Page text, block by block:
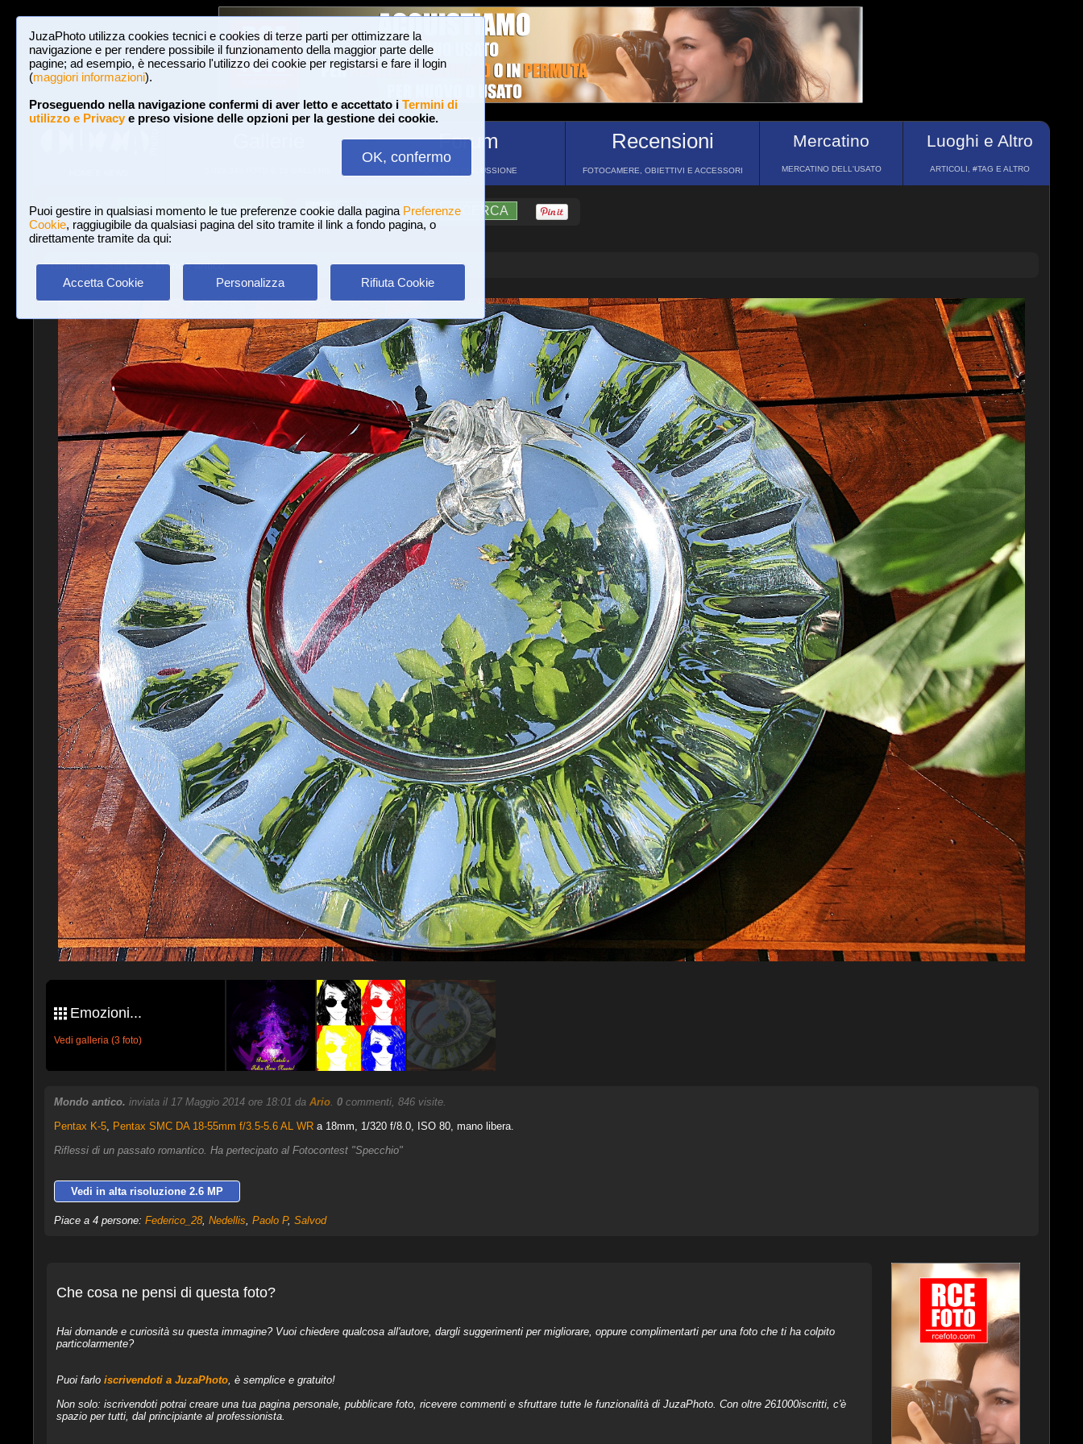
JuzaPhoto utilizza cookies tecnici e cookies di terze parti per ottimizzare la
navigazione e per rendere possibile il funzionamento della maggior parte delle
pagine; ad esempio, è necessario l'utilizzo dei cookie per registarsi e fare il login
(maggiori informazioni).
Proseguendo nella navigazione confermi di aver letto e accettato i Termini di
utilizzo e Privacye preso visione delle opzioni per la gestione dei cookie.
OK, confermo
Puoi gestire in qualsiasi momento le tue preferenze cookie dalla pagina Preferenze
Cookie, raggiugibile da qualsiasi pagina del sito tramite il link a fondo pagina, o
direttamente tramite da qui:
Accetta Cookie Personalizza Rifiuta Cookie
Forum
FORUM DI DISCUSSIONE
Recensioni
FOTOCAMERE, OBIETTIVI E ACCESSORI
Mercatino
MERCATINO DELL'USATO
Luoghi e Altro
ARTICOLI, #TAG E ALTRO
Login Iscriviti a JuzaPhoto! A A ?AIUTO RICERCA
Gallerie»Still Life» Mondo antico.
Emozioni...
Vedi galleria (3 foto)
Mondo antico. inviata il 17 Maggio 2014 ore 18:01 da Ario. 0commenti, 846 visite.
Pentax K-5, Pentax SMC DA 18-55mm f/3.5-5.6 AL WRa 18mm, 1/320 f/8.0, ISO 80, mano libera.
Riflessi di un passato romantico. Ha pertecipato al Fotocontest "Specchio"
Vedi in alta risoluzione 2.6 MP
Piace a 4 persone: Federico_28, Nedellis, Paolo P, Salvod
Che cosa ne pensi di questa foto?
Hai domande e curiosità su questa immagine? Vuoi chiedere qualcosa all'autore, dargli suggerimenti per migliorare, oppure complimentarti per una foto che ti ha colpito
particolarmente?
Puoi farlo iscrivendoti a JuzaPhoto, è semplice e gratuito!
Non solo: iscrivendoti potrai creare una tua pagina personale, pubblicare foto, ricevere commenti e sfruttare tutte le funzionalità di JuzaPhoto. Con oltre 261000iscritti, c'è
spazio per tutti, dal principiante al professionista.